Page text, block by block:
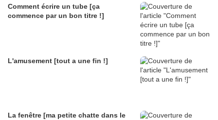
Comment écrire un tube [ça
commence par un bon titre !]
L'amusement [tout a une fin !]
La fenêtre [ma petite chatte dans le